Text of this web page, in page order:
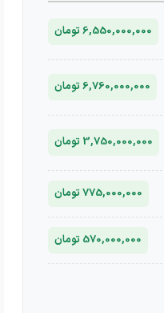
6,550,000,000 تومان
6,760,000,000 تومان
3,750,000,000 تومان
775,000,000 تومان
570,000,000 تومان